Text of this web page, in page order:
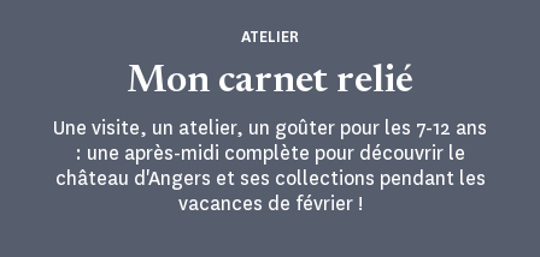
Mon carnet relié
ATELIER
Une visite, un atelier, un goûter pour les 7-12 ans
: une après-midi complète pour découvrir le
château d'Angers et ses collections pendant les
vacances de février !